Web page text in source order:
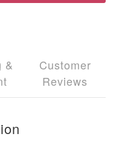
&
Customer
Reviews